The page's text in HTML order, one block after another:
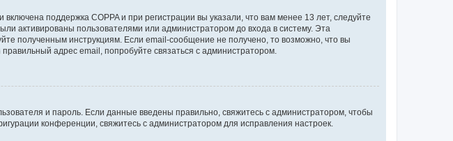
поддержка COPPA и при регистрации вы указали, что вам менее 13 лет, следуйте
активированы пользователями или администратором до входа в систему. Эта
полученным инструкциям. Если email-сообщение не получено, то возможно, что вы
адрес email, попробуйте связаться с администратором.
и пароль. Если данные введены правильно, свяжитесь с администратором, чтобы
конференции, свяжитесь с администратором для исправления настроек.